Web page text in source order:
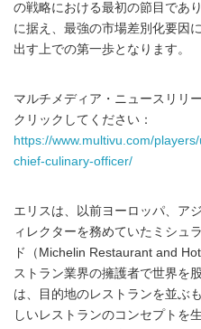
の戦略における最初の節目であ
に据え、最強の市場差別化要因
出す上での第一歩となります。
マルチメディア・ニュースリリ
クリックしてください：
https://www.multivu.com/
chief-culinary-officer/
エリスは、以前ヨーロッパ、ア
ィレクターを務めていたミシュ
ド（Michelin Restaurant and
ストラン業界の擁護者で世界を
は、目的地のレストランを並ぶ
しいレストランのコンセプトを